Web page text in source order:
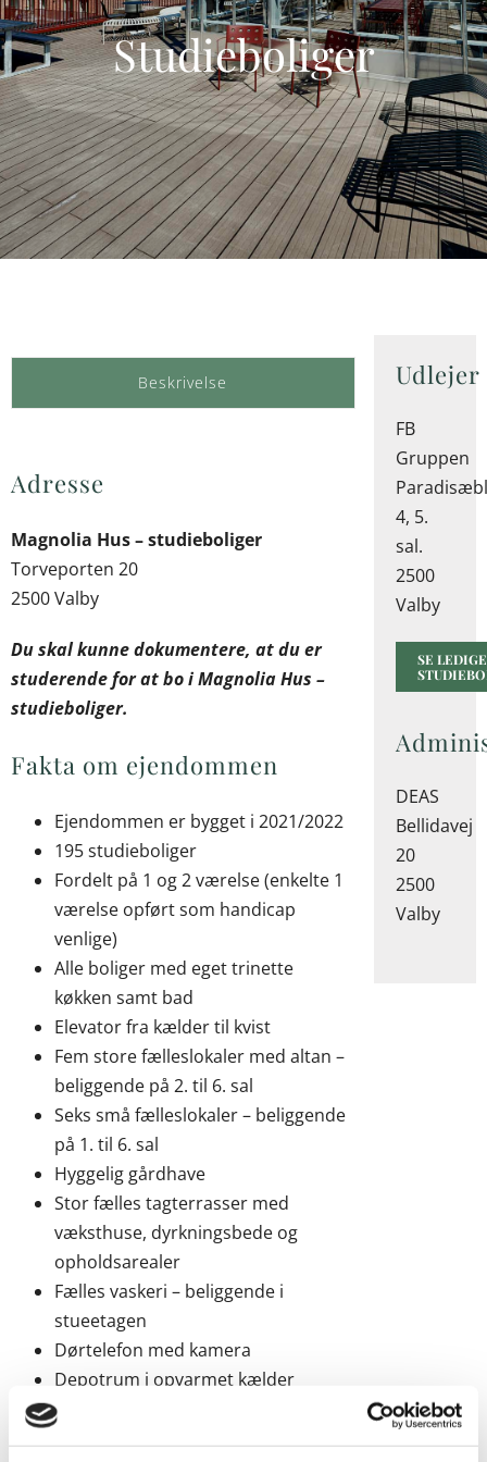
Studieboliger
Beskrivelse
Adresse
Magnolia Hus – studieboliger
Torveporten 20
2500 Valby
Du skal kunne dokumentere, at du er
studerende for at bo i Magnolia Hus –
studieboliger.
Fakta om ejendommen
Ejendommen er bygget i 2021/2022
195 studieboliger
Fordelt på 1 og 2 værelse (enkelte 1
værelse opført som handicap
venlige)
Alle boliger med eget trinette
køkken samt bad
Elevator fra kælder til kvist
Fem store fælleslokaler med altan –
beliggende på 2. til 6. sal
Seks små fælleslokaler – beliggende
på 1. til 6. sal
Hyggelig gårdhave
Stor fælles tagterrasser med
væksthuse, dyrkningsbede og
opholdsarealer
Fælles vaskeri – beliggende i
stueetagen
Dørtelefon med kamera
Depotrum i opvarmet kælder
Cykelparkering i kælderen
Udlejer
FB
Gruppen
4, 5.
sal.
2500
Valby
SE LEDIGE
DEAS
Bellidavej
20
2500
Valby